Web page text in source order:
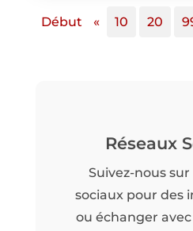
Début « 10 20
Réseaux
Suivez-nous
sociaux pour des
ou échanger